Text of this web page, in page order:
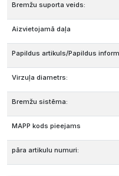
Bremžu suporta veids:
Aizvietojamā daļa
Papildus artikuls/Papildus
Virzuļa diametrs:
Bremžu sistēma:
MAPP kods pieejams
pāra artikulu numuri: